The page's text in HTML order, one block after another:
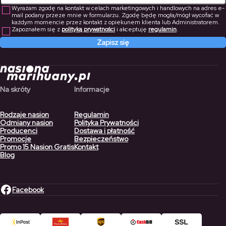
Wyrażam zgodę na kontakt w celach marketingowych i handlowych na adres e-
mail podany przeze mnie w formularzu. Zgodę będę mogła/mógł wycofać w
każdym momencie przez kontakt z opiekunem klienta lub Administratorem.
Zapoznałem się z polityką prywatnościi akceptuję regulamin.
Zapisz się
Na skróty
Rodzaje nasion
Odmiany nasion
Producenci
Promocje
Promo 15 Nasion Gratis
Blog
Informacje
Regulamin
Polityka Prywatności
Dostawa i płatność
Bezpieczeństwo
Kontakt
Facebook